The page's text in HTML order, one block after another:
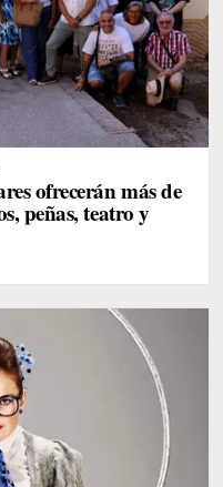
ofrecerán más de
peñas, teatro y